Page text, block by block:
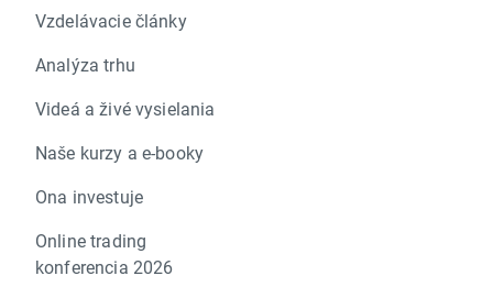
Vzdelávacie články
Analýza trhu
Videá a živé vysielania
Naše kurzy a e-booky
Ona investuje
Online trading
konferencia 2026